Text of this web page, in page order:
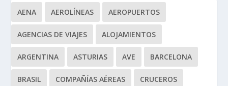
AENA AEROLÍNEAS AEROPUERTOS
AGENCIAS DE VIAJES ALOJAMIENTOS
ARGENTINA ASTURIAS AVE BARCELONA
BRASIL COMPAÑÍAS AÉREAS CRUCEROS